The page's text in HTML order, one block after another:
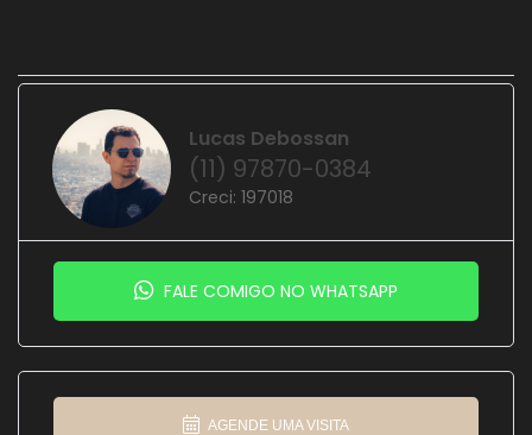
Lucas Debossan
(11) 97870-0384
Creci: 197018
FALE COMIGO NO WHATSAPP
AGENDE UMA VISITA